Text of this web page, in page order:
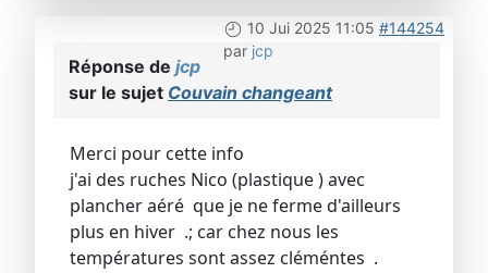
10 Jui 2025 11:05 #144254
par jcp
Réponse de jcp
sur le sujet Couvain changeant
Merci pour cette info
j'ai des ruches Nico (plastique ) avec
plancher aéré que je ne ferme d'ailleurs
plus en hiver .; car chez nous les
températures sont assez cléméntes .